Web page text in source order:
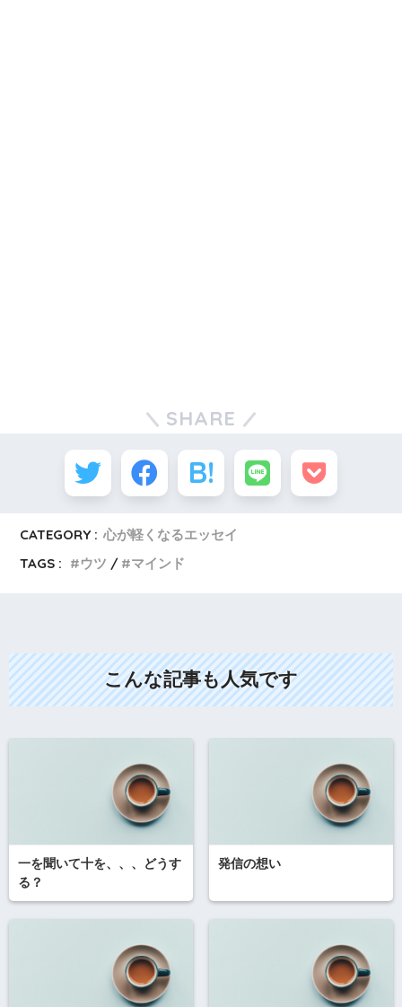
SHARE
CATEGORY : 心が軽くなるエッセイ
TAGS :
ウツ マインド
こんな記事も人気です
一を聞いて十を、、、どうす
る？
発信の想い